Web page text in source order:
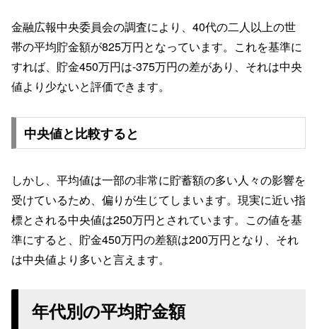
金融広報中央委員会の調査により、40代の二人以上の世
帯の平均貯金額が825万円となっています。これを基準に
すれば、貯金450万円は-375万円の差があり、それは中央
値より少ないと評価できます。
中央値と比較すると
しかし、平均値は一部の非常に貯蓄額の多い人々の影響を
受けているため、偏りが生じてしまいます。現実に近い指
標とされる中央値は250万円とされています。この値を基
準にすると、貯金450万円の差額は200万円となり、それ
は中央値より多いと言えます。
年代別の平均貯金額